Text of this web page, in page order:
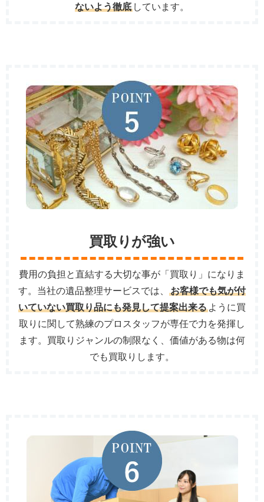
ないよう徹底 しています。
買取りが強い
費用の負担と直結する大切な事が「買取り」になりま
す。当社の遺品整理サービスでは、
お客様でも気が付
いていない買取り品にも発見して提案出来るように買
取りに関して熟練のプロスタッフが専任で力を発揮し
ます。買取りジャンルの制限なく、価値がある物は何
でも買取りします。